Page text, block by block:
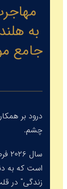
جامع
درود بر
چشم.
است که به
زندگی" در